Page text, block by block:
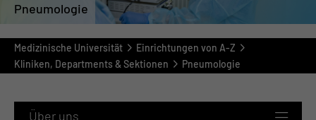
Pneumologie
Medizinische Universität
Einrichtungen von A-Z
Kliniken, Departments & Sektionen
Pneumologie